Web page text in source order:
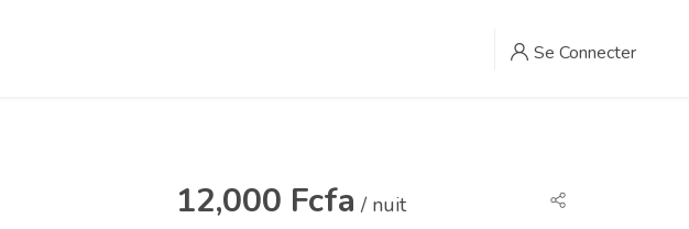
Se Connecter
12,000 Fcfa / nuit